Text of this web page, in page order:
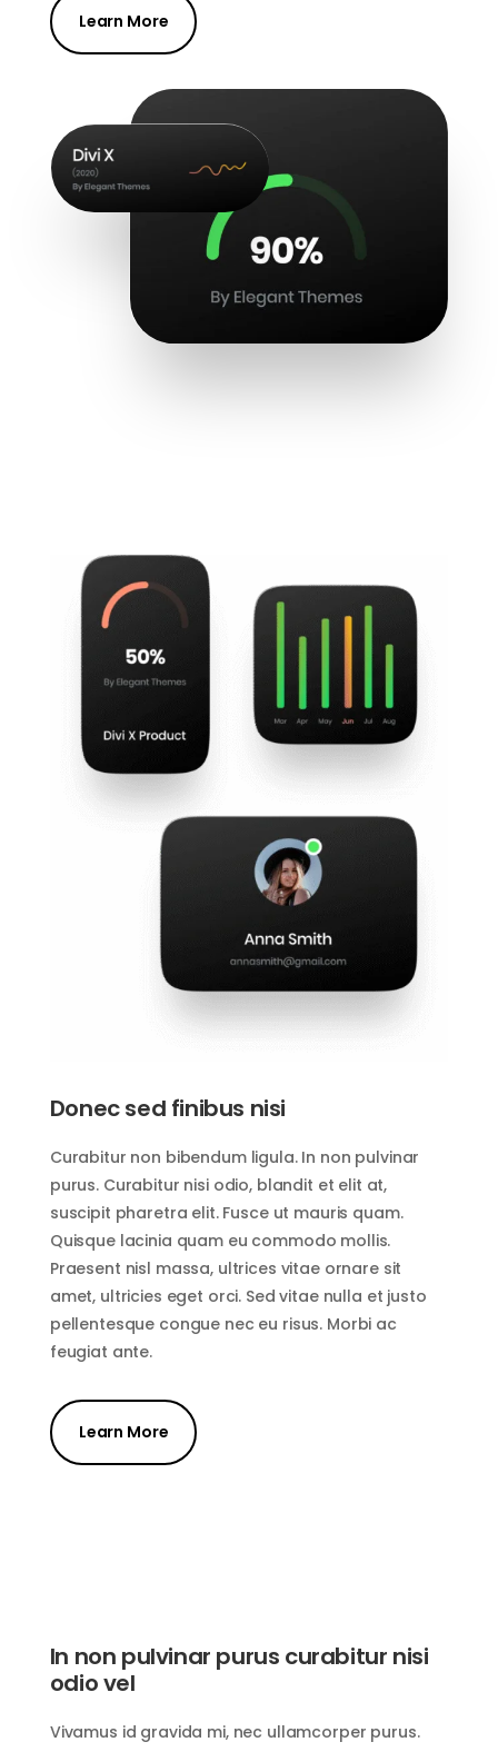
Learn More
Donec sed finibus nisi
Curabitur non bibendum ligula. In non pulvinar
purus. Curabitur nisi odio, blandit et elit at,
suscipit pharetra elit. Fusce ut mauris quam.
Quisque lacinia quam eu commodo mollis.
Praesent nisl massa, ultrices vitae ornare sit
amet, ultricies eget orci. Sed vitae nulla et justo
pellentesque congue nec eu risus. Morbi ac
feugiat ante.
Learn More
In non pulvinar purus curabitur nisi
odio vel
Vivamus id gravida mi, nec ullamcorper purus.